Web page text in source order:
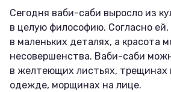
Сегодня ваби-саби выросло из
в целую философию. Согласно
в маленьких деталях, а красота
несовершенства. Ваби-саби
в желтеющих листьях, трещинах
одежде, морщинах на лице.